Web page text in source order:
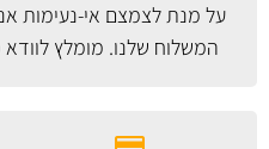
על מנת לצמצם אי-נעימות
המשלוח שלנו. מומלץ